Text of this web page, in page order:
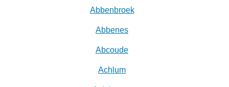
Abbenbroek
Abbenes
Abcoude
Achlum